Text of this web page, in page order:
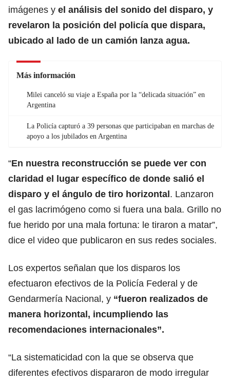
imágenes y el análisis del sonido del disparo, y
revelaron la posición del policía que dispara,
ubicado al lado de un camión lanza agua.
Más información
Milei canceló su viaje a España por la “delicada situación” en
Argentina
La Policía capturó a 39 personas que participaban en marchas de
apoyo a los jubilados en Argentina
“En nuestra reconstrucción se puede ver con
claridad el lugar específico de donde salió el
disparo y el ángulo de tiro horizontal. Lanzaron
el gas lacrimógeno como si fuera una bala. Grillo no
fue herido por una mala fortuna: le tiraron a matar”,
dice el video que publicaron en sus redes sociales.
Los expertos señalan que los disparos los
efectuaron efectivos de la Policía Federal y de
Gendarmería Nacional, y “fueron realizados de
manera horizontal, incumpliendo las
recomendaciones internacionales”.
“La sistematicidad con la que se observa que
diferentes efectivos dispararon de modo irregular